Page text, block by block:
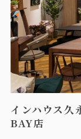
インハウス
BAY店